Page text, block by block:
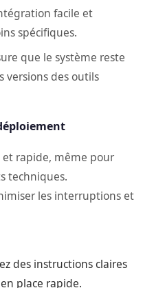
facile et
spécifiques.
que le système reste
versions des outils
et rapide, même pour
techniques.
les interruptions et
des instructions claires
place rapide.